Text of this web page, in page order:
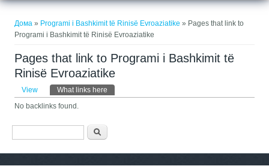
Дома » Programi i Bashkimit të Rinisë Evroaziatike » Pages that link to
Programi i Bashkimit të Rinisë Evroaziatike
Pages that link to Programi i Bashkimit të
Rinisë Evroaziatike
Primary tabs
View What links here
No backlinks found.